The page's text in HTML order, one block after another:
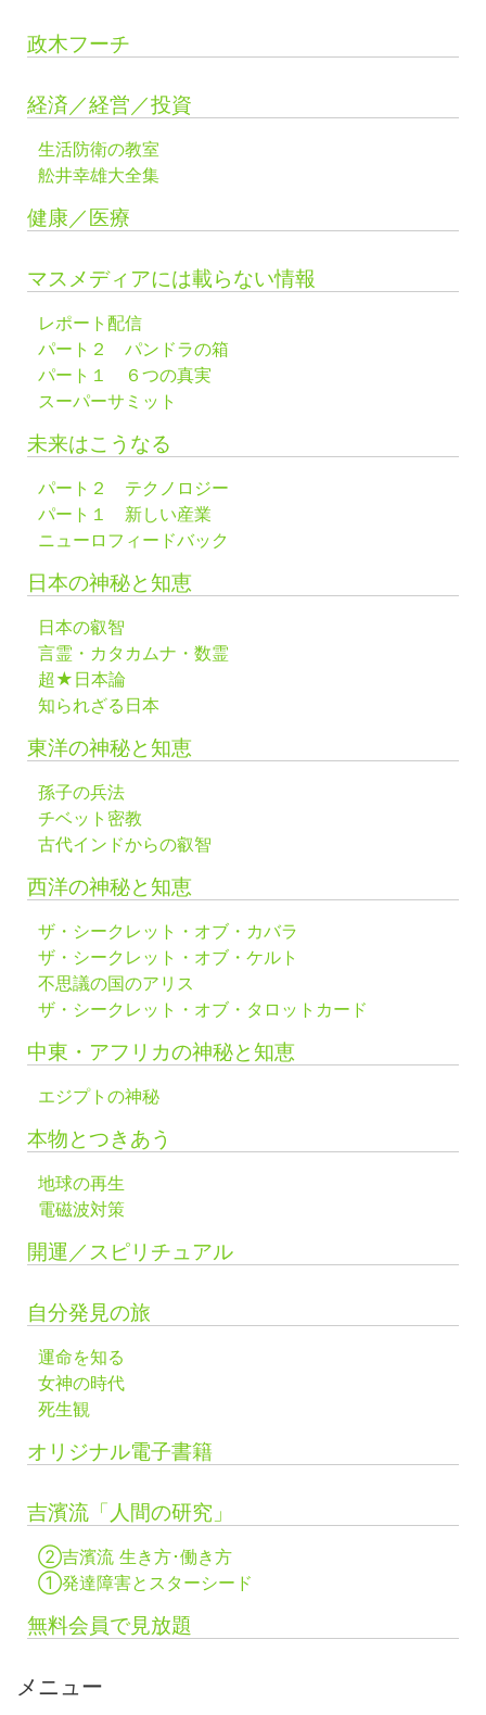
政木フーチ
経済／経営／投資
生活防衛の教室
舩井幸雄大全集
健康／医療
マスメディアには載らない情報
レポート配信
パート２ パンドラの箱
パート１ ６つの真実
スーパーサミット
未来はこうなる
パート２ テクノロジー
パート１ 新しい産業
ニューロフィードバック
日本の神秘と知恵
日本の叡智
言霊・カタカムナ・数霊
超★日本論
知られざる日本
東洋の神秘と知恵
孫子の兵法
チベット密教
古代インドからの叡智
西洋の神秘と知恵
ザ・シークレット・オブ・カバラ
ザ・シークレット・オブ・ケルト
不思議の国のアリス
ザ・シークレット・オブ・タロットカード
中東・アフリカの神秘と知恵
エジプトの神秘
本物とつきあう
地球の再生
電磁波対策
開運／スピリチュアル
自分発見の旅
運命を知る
女神の時代
死生観
オリジナル電子書籍
吉濱流「人間の研究」
②吉濱流 生き方･働き方
①発達障害とスターシード
無料会員で見放題
メニュー